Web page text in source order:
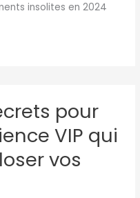
insolites en 2024
pour
VIP qui
vos